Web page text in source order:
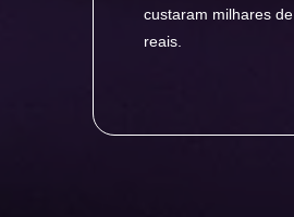
custaram milhares de
reais.